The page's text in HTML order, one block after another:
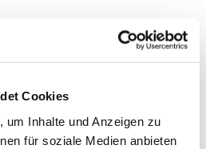
Cookies
um Inhalte und Anzeigen zu
für soziale Medien anbieten